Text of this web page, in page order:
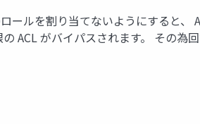
ールを割り当てないようにすると、
ACL がバイパスされます。 その